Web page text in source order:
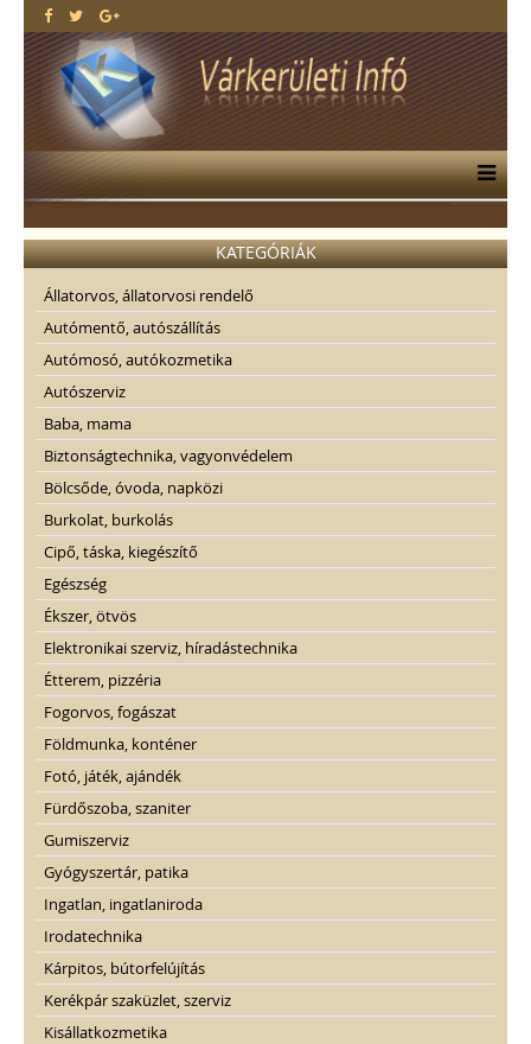
KATEGÓRIÁK
Állatorvos, állatorvosi rendelő
Autómentő, autószállítás
Autómosó, autókozmetika
Autószerviz
Baba, mama
Biztonságtechnika, vagyonvédelem
Bölcsőde, óvoda, napközi
Burkolat, burkolás
Cipő, táska, kiegészítő
Egészség
Ékszer, ötvös
Elektronikai szerviz, híradástechnika
Étterem, pizzéria
Fogorvos, fogászat
Földmunka, konténer
Fotó, játék, ajándék
Fürdőszoba, szaniter
Gumiszerviz
Gyógyszertár, patika
Ingatlan, ingatlaniroda
Irodatechnika
Kárpitos, bútorfelújítás
Kerékpár szaküzlet, szerviz
Kisállatkozmetika